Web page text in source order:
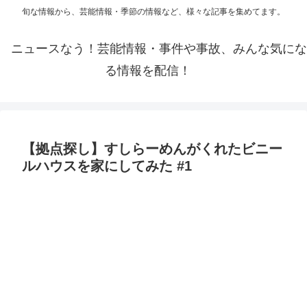
旬な情報から、芸能情報・季節の情報など、様々な記事を集めてます。
ニュースなう！芸能情報・事件や事故、みんな気にな
る情報を配信！
【拠点探し】すしらーめんがくれたビニー
ルハウスを家にしてみた #1